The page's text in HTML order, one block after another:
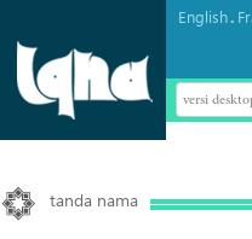
English.
versi
tanda nama